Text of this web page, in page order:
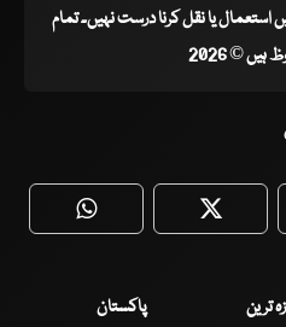
یا نقل کرنا درست نہیں۔ تمام
© 2026
WhatsApp Twitter
ترین
پاکستان